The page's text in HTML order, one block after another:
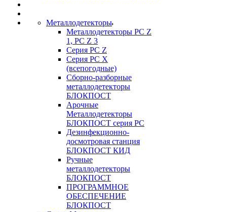
Металлодетекторы
Металлодетекторы РС Z
1, PC Z 3
Серия РС Z
Серия РС X
(всепогодные)
Сборно-разборные
металлодетекторы
БЛОКПОСТ
Арочные
Металлодетекторы
БЛОКПОСТ серия РС
Дезинфекционно-
досмотровая станция
БЛОКПОСТ КИД
Ручные
металлодетекторы
БЛОКПОСТ
ПРОГРАММНОЕ
ОБЕСПЕЧЕНИЕ
БЛОКПОСТ